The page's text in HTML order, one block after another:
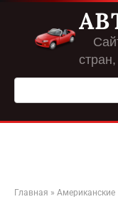
Перейти
контенту
Поиск:
Главная » Американские